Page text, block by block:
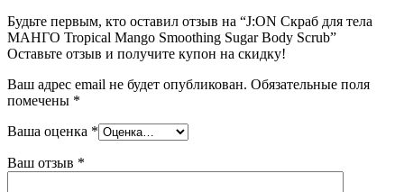
Будьте первым, кто оставил отзыв на “J:ON Скраб для тела
МАНГО Tropical Mango Smoothing Sugar Body Scrub”
Оставьте отзыв и получите купон на скидку!
Ваш адрес email не будет опубликован. Обязательные поля
помечены *
Ваша оценка *
Ваш отзыв *